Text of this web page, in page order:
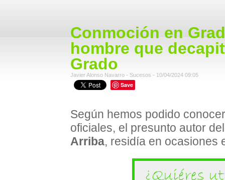
Conmoción en
hombre que
Grado
Javier Alonso Navarro - Sucesos - 10/04/2024 09:05
Save
Según hemos podido
oficiales, el presunto autor
Arriba, residía en ocasiones